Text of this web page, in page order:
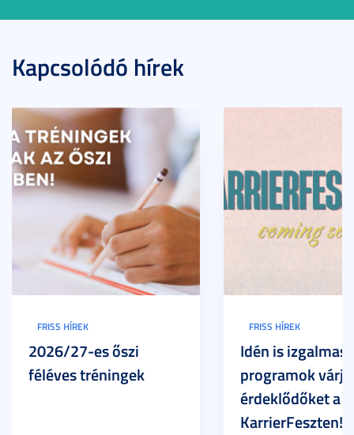
Kapcsolódó hírek
FRISS HÍREK
2026/27-es őszi
féléves tréningek
FRISS HÍREK
Idén is izgalmas
programok
érdeklődőket a
KarrierFeszten!